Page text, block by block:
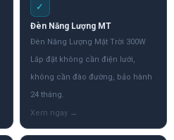
✓
Đèn Năng Lượng MT
Đèn Năng Lượng Mặt Trời 300W
Lắp đặt không cần điện lưới,
không cần đào đường, bảo hành
24 tháng.